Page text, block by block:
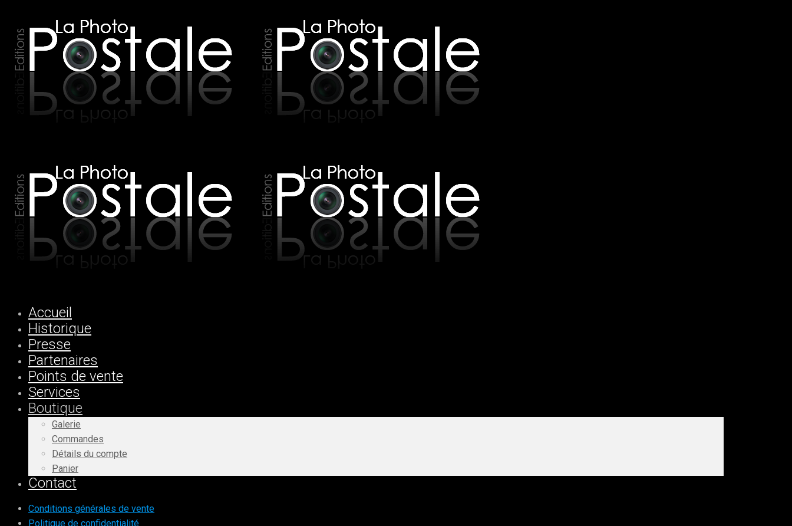
Accueil
Historique
Presse
Partenaires
Points de vente
Services
Boutique
Galerie
Commandes
Détails du compte
Panier
Contact
Conditions générales de vente
Politique de confidentialité